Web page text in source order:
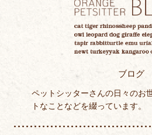
ブログ
ペットシッターさんの日々のお
トなことなどを綴っています。